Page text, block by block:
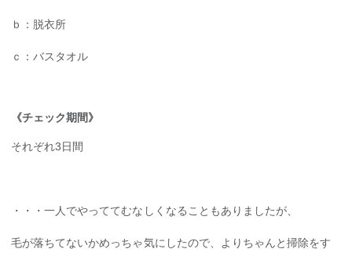
ｂ：脱衣所
ｃ：バスタオル
《チェック期間》
それぞれ3日間
・・・一人でやっててむなしくなることもありましたが、
毛が落ちてないかめっちゃ気にしたので、よりちゃんと掃除をす